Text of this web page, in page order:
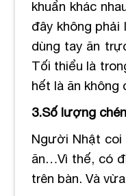
khuẩn khác
đây không phải
dùng tay ăn
Tối thiểu là
hết là ăn không
3.Số lượng
Người Nhật coi
ăn…Vì thế, có
trên bàn. Và